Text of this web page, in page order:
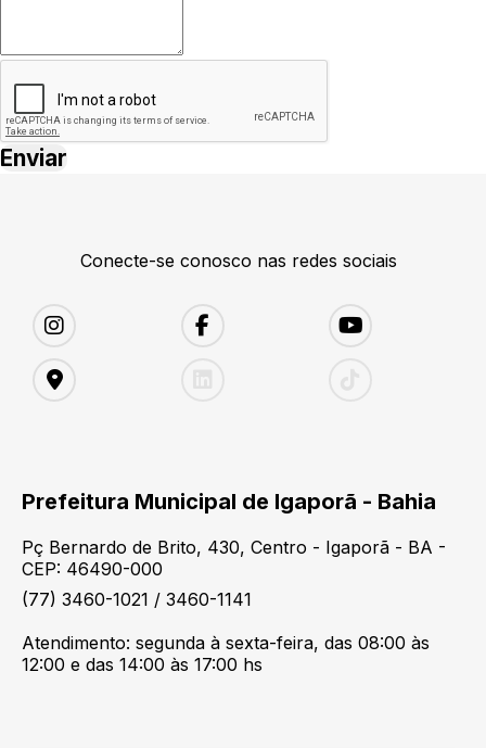
Conecte-se conosco nas redes sociais
Prefeitura Municipal de Igaporã - Bahia
Pç Bernardo de Brito, 430, Centro - Igaporã - BA -
CEP: 46490-000
(77) 3460-1021 / 3460-1141
Atendimento: segunda à sexta-feira, das 08:00 às
12:00 e das 14:00 às 17:00 hs